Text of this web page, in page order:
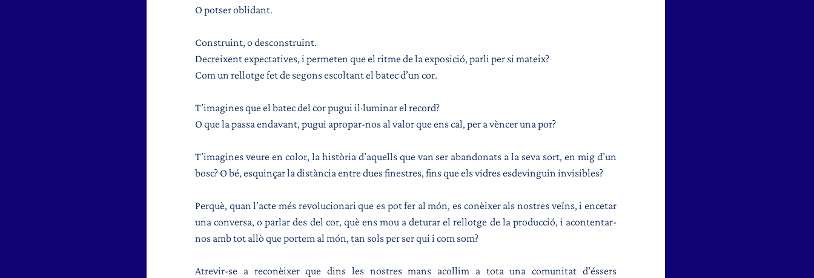
O potser oblidant.
Construint, o desconstruint.
Decreixent expectatives, i permeten que el ritme de la exposició, parli per si mateix?
Com un rellotge fet de segons escoltant el batec d’un cor.
T’imagines que el batec del cor pugui il·luminar el record?
O que la passa endavant, pugui apropar-nos al valor que ens cal, per a vèncer una por?
T’imagines veure en color, la història d’aquells que van ser abandonats a la seva sort, en mig d’un
bosc? O bé, esquinçar la distància entre dues finestres, fins que els vidres esdevinguin invisibles?
Perquè, quan l’acte més revolucionari que es pot fer al món, es conèixer als nostres veïns, i encetar
una conversa, o parlar des del cor, què ens mou a deturar el rellotge de la producció, i acontentar-
nos amb tot allò que portem al món, tan sols per ser qui i com som?
Atrevir-se a reconèixer que dins les nostres mans acollim a tota una comunitat d'éssers